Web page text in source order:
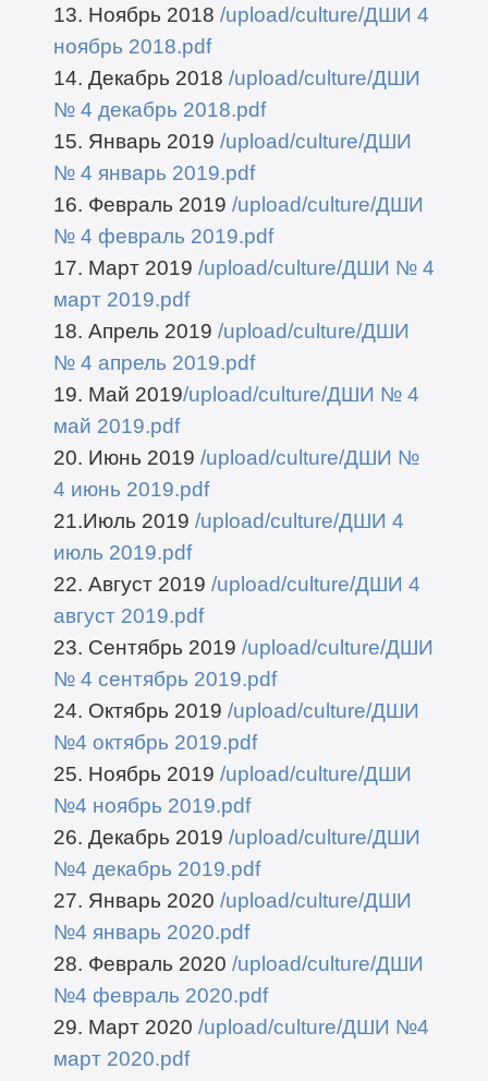
13. Ноябрь 2018 /upload/culture/ДШИ 4
ноябрь 2018.pdf
14. Декабрь 2018 /upload/culture/ДШИ
№ 4 декабрь 2018.pdf
15. Январь 2019 /upload/culture/ДШИ
№ 4 январь 2019.pdf
16. Февраль 2019 /upload/culture/ДШИ
№ 4 февраль 2019.pdf
17. Март 2019 /upload/culture/ДШИ № 4
март 2019.pdf
18. Апрель 2019 /upload/culture/ДШИ
№ 4 апрель 2019.pdf
19. Май 2019/upload/culture/ДШИ № 4
май 2019.pdf
20. Июнь 2019 /upload/culture/ДШИ №
4 июнь 2019.pdf
21.Июль 2019 /upload/culture/ДШИ 4
июль 2019.pdf
22. Август 2019 /upload/culture/ДШИ 4
август 2019.pdf
23. Сентябрь 2019 /upload/culture/ДШИ
№ 4 сентябрь 2019.pdf
24. Октябрь 2019 /upload/culture/ДШИ
№4 октябрь 2019.pdf
25. Ноябрь 2019 /upload/culture/ДШИ
№4 ноябрь 2019.pdf
26. Декабрь 2019 /upload/culture/ДШИ
№4 декабрь 2019.pdf
27. Январь 2020 /upload/culture/ДШИ
№4 январь 2020.pdf
28. Февраль 2020 /upload/culture/ДШИ
№4 февраль 2020.pdf
29. Март 2020 /upload/culture/ДШИ №4
март 2020.pdf